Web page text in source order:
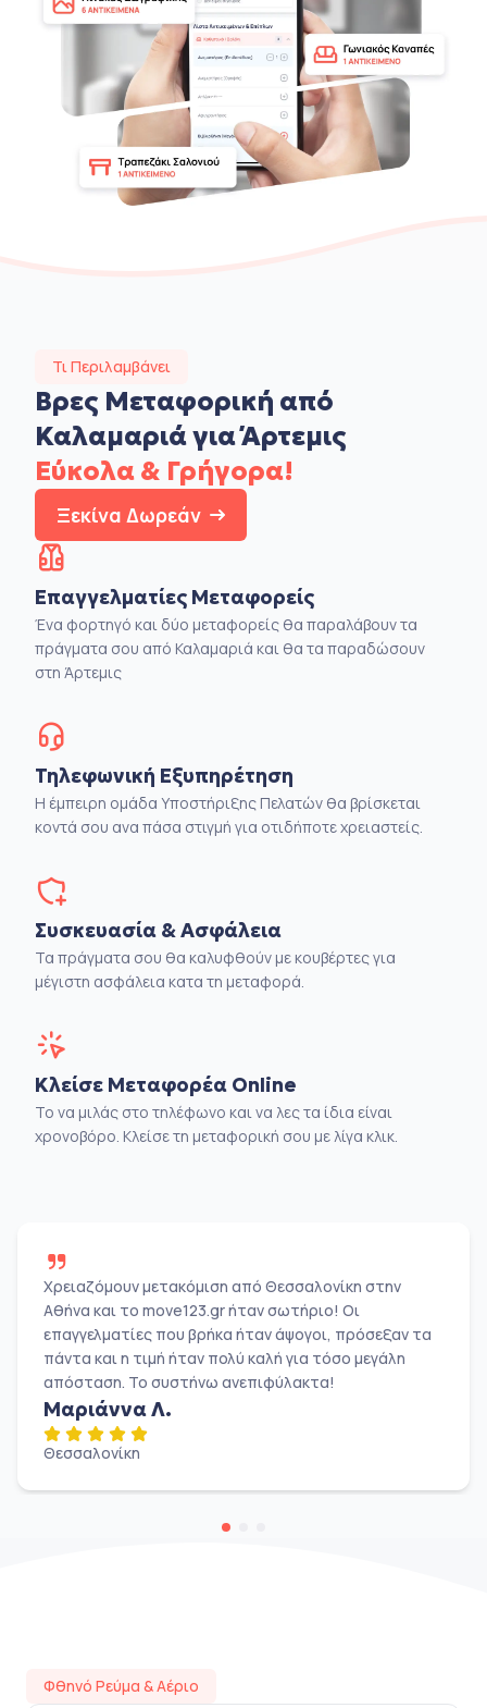
Τι Περιλαμβάνει
Βρες Μεταφορική από
Καλαμαριά για Άρτεμις
Εύκολα & Γρήγορα!
Ξεκίνα Δωρεάν
Επαγγελματίες Μεταφορείς
Ένα φορτηγό και δύο μεταφορείς θα παραλάβουν τα
πράγματα σου από Καλαμαριά και θα τα παραδώσουν
στη Άρτεμις
Τηλεφωνική Εξυπηρέτηση
Η έμπειρη ομάδα Υποστήριξης Πελατών θα βρίσκεται
κοντά σου ανα πάσα στιγμή για οτιδήποτε χρειαστείς.
Συσκευασία & Ασφάλεια
Τα πράγματα σου θα καλυφθούν με κουβέρτες για
μέγιστη ασφάλεια κατα τη μεταφορά.
Κλείσε Μεταφορέα Online
Το να μιλάς στο τηλέφωνο και να λες τα ίδια είναι
χρονοβόρο. Κλείσε τη μεταφορική σου με λίγα κλικ.
Χρειαζόμουν μετακόμιση από Θεσσαλονίκη στην
Αθήνα και το move123.gr ήταν σωτήριο! Οι
επαγγελματίες που βρήκα ήταν άψογοι, πρόσεξαν τα
πάντα και η τιμή ήταν πολύ καλή για τόσο μεγάλη
απόσταση. Το συστήνω ανεπιφύλακτα!
Μαριάννα Λ.
Θεσσαλονίκη
Φθηνό Ρεύμα & Αέριο